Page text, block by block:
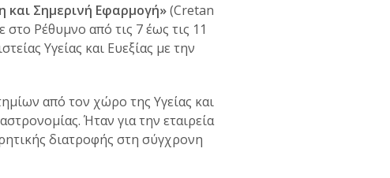
Σημερινή Εφαρμογή»(Cretan
Ρέθυμνο από τις 7 έως τις 11
Υγείας και Ευεξίας με την
από τον χώρο της Υγείας και
Ήταν για την εταιρεία
διατροφής στη σύγχρονη